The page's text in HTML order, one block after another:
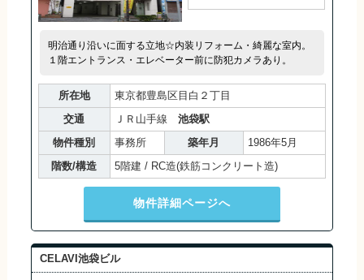
明治通り沿いに面する立地☆内装リフォーム・綺麗な室内。
１階エントランス・エレベーター前に防犯カメラあり。
所在地
東京都豊島区目白２丁目
交通
ＪＲ山手線 池袋駅
物件種別
事務所 築年月
1986年5月
階数/構造
5階建 / RC造(鉄筋コンクリート造)
物件詳細ページへ
CELAVI池袋ビル